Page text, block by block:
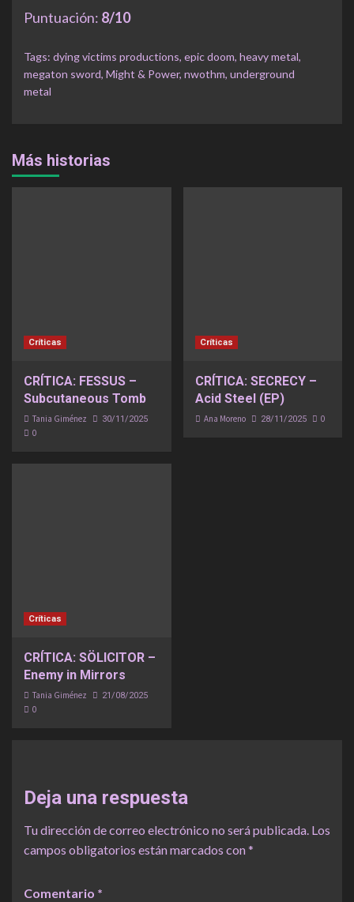
Puntuación: 8/10
Tags: dying victims productions, epic doom, heavy metal,
megaton sword, Might & Power, nwothm, underground
metal
Más historias
Críticas
CRÍTICA: FESSUS –
Subcutaneous Tomb
Tania Giménez 30/11/2025
0
Críticas
CRÍTICA: SECRECY –
Acid Steel (EP)
Ana Moreno 28/11/2025 0
Críticas
CRÍTICA: SÖLICITOR –
Enemy in Mirrors
Tania Giménez 21/08/2025
0
Deja una respuesta
Tu dirección de correo electrónico no será publicada. Los
campos obligatorios están marcados con*
Comentario *